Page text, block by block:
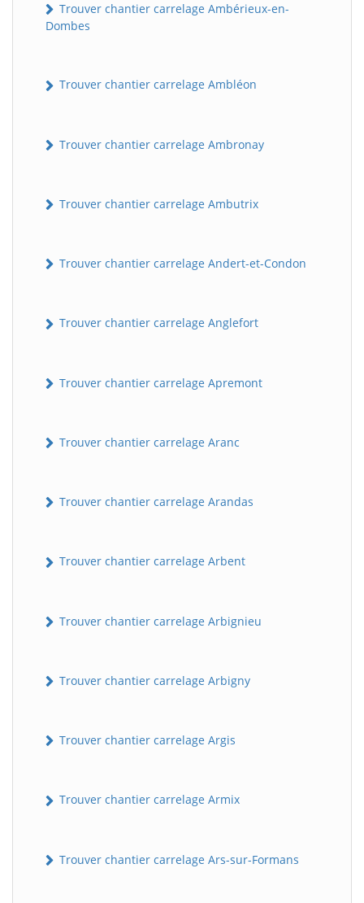
Trouver chantier carrelage Ambérieux-en-
Dombes
Trouver chantier carrelage Ambléon
Trouver chantier carrelage Ambronay
Trouver chantier carrelage Ambutrix
Trouver chantier carrelage Andert-et-Condon
Trouver chantier carrelage Anglefort
Trouver chantier carrelage Apremont
Trouver chantier carrelage Aranc
Trouver chantier carrelage Arandas
Trouver chantier carrelage Arbent
Trouver chantier carrelage Arbignieu
Trouver chantier carrelage Arbigny
Trouver chantier carrelage Argis
Trouver chantier carrelage Armix
Trouver chantier carrelage Ars-sur-Formans